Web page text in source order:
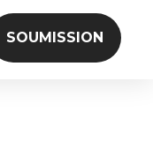
SOUMISSION